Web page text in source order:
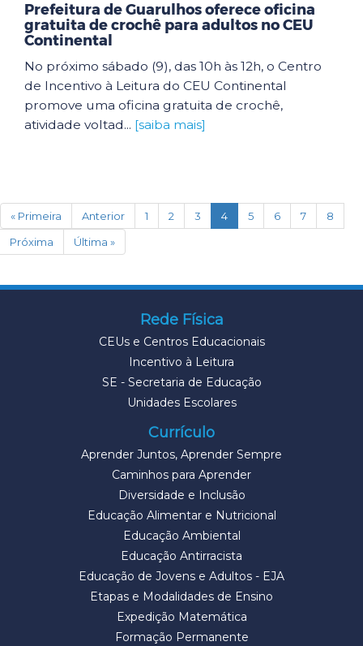
Prefeitura de Guarulhos oferece oficina
gratuita de crochê para adultos no CEU
Continental
No próximo sábado (9), das 10h às 12h, o Centro
de Incentivo à Leitura do CEU Continental
promove uma oficina gratuita de crochê,
atividade voltad... [saiba mais]
« Primeira Anterior 1 2 3 4(current)
5 6 7
8
Próxima
Última »
Rede Física
CEUs e Centros Educacionais
Incentivo à Leitura
SE - Secretaria de Educação
Unidades Escolares
Currículo
Aprender Juntos, Aprender Sempre
Caminhos para Aprender
Diversidade e Inclusão
Educação Alimentar e Nutricional
Educação Ambiental
Educação Antirracista
Educação de Jovens e Adultos - EJA
Etapas e Modalidades de Ensino
Expedição Matemática
Formação Permanente